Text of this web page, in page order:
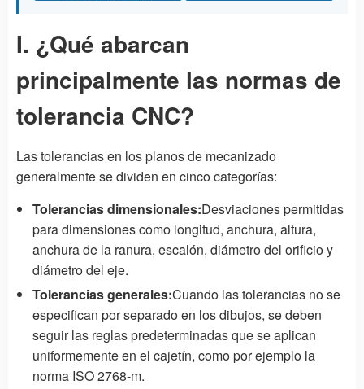
I. ¿Qué abarcan
principalmente las normas de
tolerancia CNC?
Las tolerancias en los planos de mecanizado
generalmente se dividen en cinco categorías:
Tolerancias dimensionales:Desviaciones permitidas
para dimensiones como longitud, anchura, altura,
anchura de la ranura, escalón, diámetro del orificio y
diámetro del eje.
Tolerancias generales:Cuando las tolerancias no se
especifican por separado en los dibujos, se deben
seguir las reglas predeterminadas que se aplican
uniformemente en el cajetín, como por ejemplo la
norma ISO 2768-m.